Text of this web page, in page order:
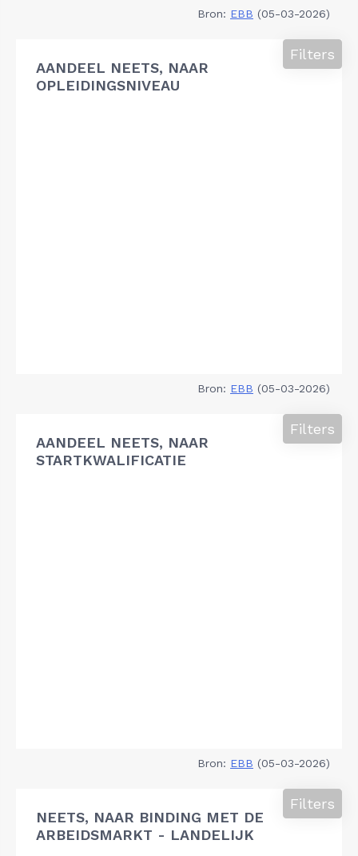
Bron: EBB (05-03-2026)
AANDEEL NEETS, NAAR
OPLEIDINGSNIVEAU
Filters
Bron: EBB (05-03-2026)
AANDEEL NEETS, NAAR
STARTKWALIFICATIE
Filters
Bron: EBB (05-03-2026)
NEETS, NAAR BINDING MET DE
ARBEIDSMARKT - LANDELIJK
Filters